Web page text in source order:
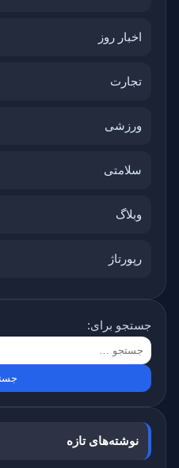
اخبار روز
تجارت
ورزشی
سلامتی
وبلاگ
رپورتاژ
جستجو برای:
نوشته‌های تازه